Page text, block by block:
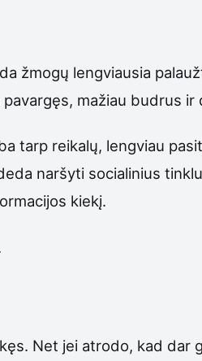
žmogų lengviausia
mažiau budrus ir
tarp reikalų, lengviau
naršyti socialinius
kiekį.
Net jei atrodo, kad dar